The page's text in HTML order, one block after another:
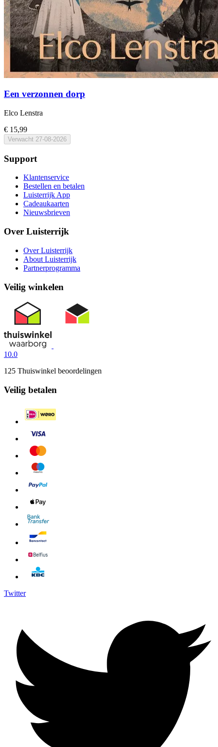
Een verzonnen dorp
Elco Lenstra
€ 15,99
Verwacht 27-08-2026
Support
Klantenservice
Bestellen en betalen
Luisterrijk App
Cadeaukaarten
Nieuwsbrieven
Over Luisterrijk
Over Luisterrijk
About Luisterrijk
Partnerprogramma
Veilig winkelen
10.0
125 Thuiswinkel beoordelingen
Veilig betalen
Twitter